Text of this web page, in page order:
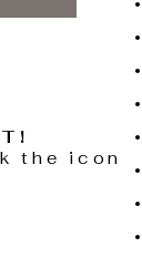
the icon